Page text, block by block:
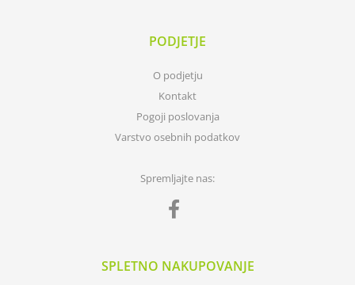
PODJETJE
O podjetju
Kontakt
Pogoji poslovanja
Varstvo osebnih podatkov
Spremljajte nas:
SPLETNO NAKUPOVANJE